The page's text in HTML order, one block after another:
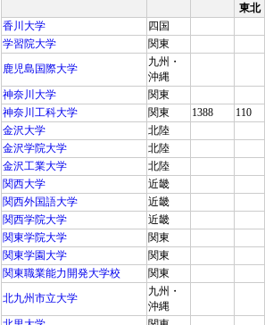
東北
香川大学
四国
学習院大学
関東
鹿児島国際大学
九州・
沖縄
神奈川大学
関東
神奈川工科大学
関東 1388 110
金沢大学
北陸
金沢学院大学
北陸
金沢工業大学
北陸
関西大学
近畿
関西外国語大学
近畿
関西学院大学
近畿
関東学院大学
関東
関東学園大学
関東
関東職業能力開発大学校
関東
北九州市立大学
九州・
沖縄